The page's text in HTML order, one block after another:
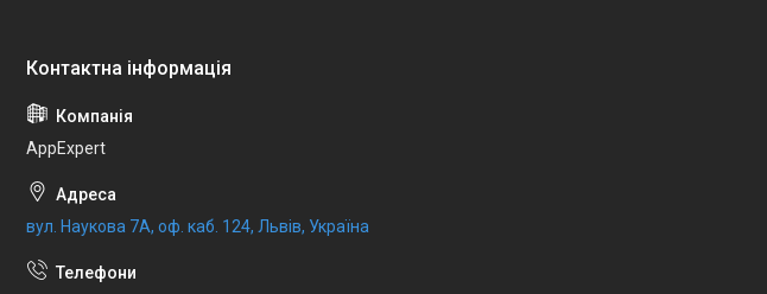
AppExpert
вул. Наукова 7А, оф. каб. 124, Львів, Україна